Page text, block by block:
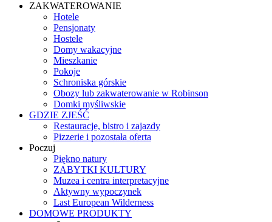
ZAKWATEROWANIE
Hotele
Pensjonaty
Hostele
Domy wakacyjne
Mieszkanie
Pokoje
Schroniska górskie
Obozy lub zakwaterowanie w Robinson
Domki myśliwskie
GDZIE ZJEŚĆ
Restauracje, bistro i zajazdy
Pizzerie i pozostała oferta
Poczuj
Piękno natury
ZABYTKI KULTURY
Muzea i centra interpretacyjne
Aktywny wypoczynek
Last European Wilderness
DOMOWE PRODUKTY